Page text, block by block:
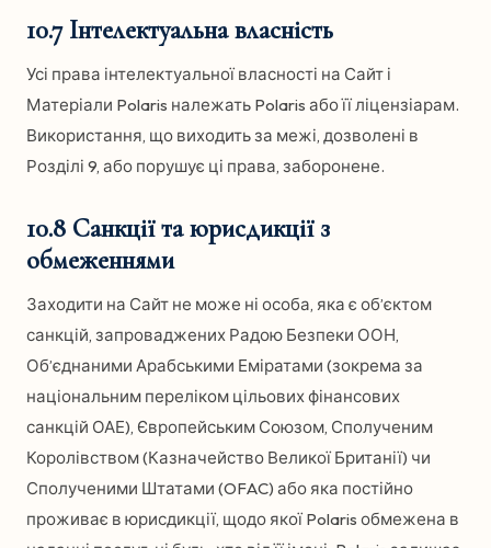
10.7 Інтелектуальна власність
Усі права інтелектуальної власності на Сайт і
Матеріали Polaris належать Polaris або її ліцензіарам.
Використання, що виходить за межі, дозволені в
Розділі 9, або порушує ці права, заборонене.
10.8 Санкції та юрисдикції з
обмеженнями
Заходити на Сайт не може ні особа, яка є об’єктом
санкцій, запроваджених Радою Безпеки ООН,
Об’єднаними Арабськими Еміратами (зокрема за
національним переліком цільових фінансових
санкцій ОАЕ), Європейським Союзом, Сполученим
Королівством (Казначейство Великої Британії) чи
Сполученими Штатами (OFAC) або яка постійно
проживає в юрисдикції, щодо якої Polaris обмежена в